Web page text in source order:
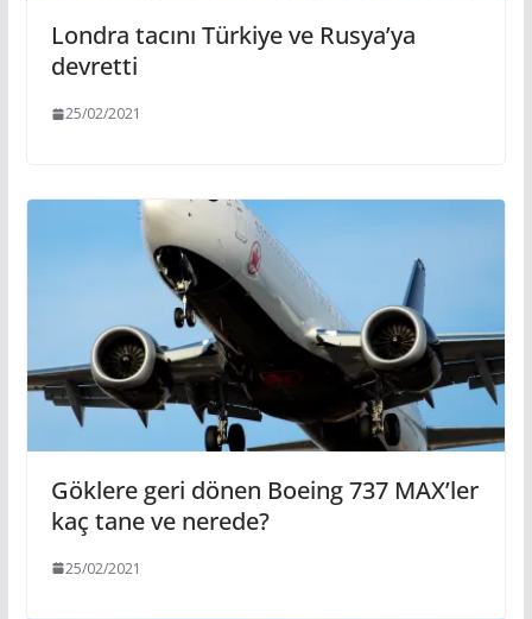
Londra tacını Türkiye ve Rusya’ya
devretti
25/02/2021
Göklere geri dönen Boeing 737 MAX’ler
kaç tane ve nerede?
25/02/2021